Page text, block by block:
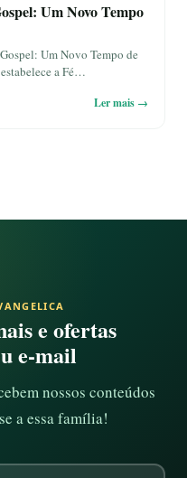
Um Novo Tempo
Um Novo Tempo de
a Fé…
Ler mais →
e ofertas
e-mail
nossos conteúdos
a essa família!